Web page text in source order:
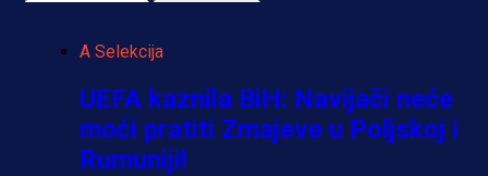
A Selekcija
UEFA kaznila BiH: Navijači neće
moći pratiti Zmajeve u Poljskoj i
Rumuniji!